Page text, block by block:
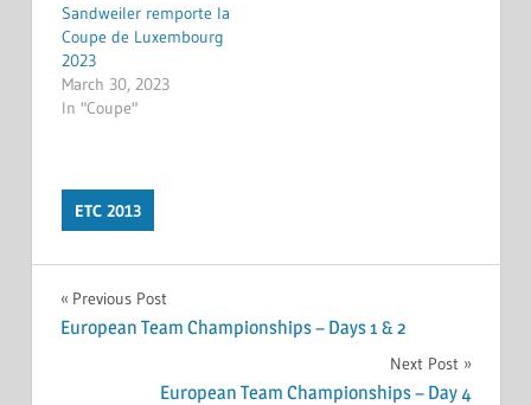
Sandweiler remporte la
Coupe de Luxembourg
2023
March 30, 2023
In "Coupe"
ETC 2013
Post
navigation
Previous Post
European Team Championships – Days 1 & 2
Next Post
European Team Championships – Day 4